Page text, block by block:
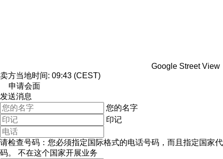
Google Street View
卖方当地时间: 09:43 (CEST)
申请会面
发送消息
您的名字
印记
请检查号码：您必须指定国际格式的电话号码，而且指定国家代
码。
不在这个国家开展业务